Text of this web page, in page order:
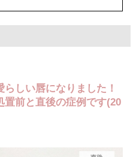
気麻酔 3,300円(税込)
しい唇になりました！
置前と直後の症例です(20